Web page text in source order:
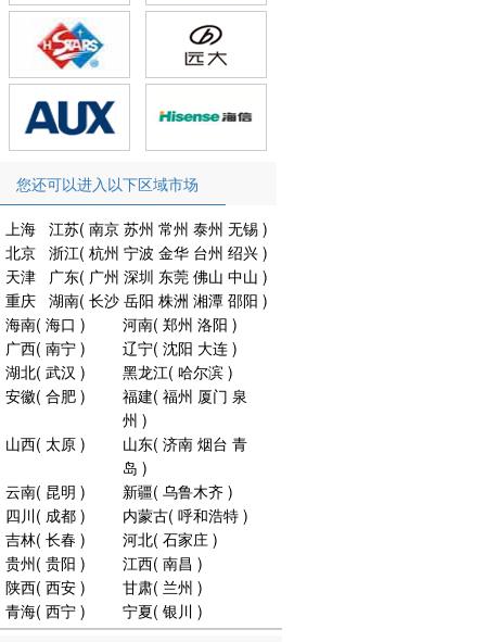
您还可以进入以下区域市场
上海 江苏( 南京 苏州 常州 泰州 无锡 )
北京 浙江( 杭州 宁波 金华 台州 绍兴 )
天津
广东( 广州 深圳 东莞 佛山 中山 )
重庆 湖南( 长沙 岳阳 株洲 湘潭 邵阳 )
海南( 海口 ) 河南( 郑州 洛阳 )
广西( 南宁 ) 辽宁( 沈阳 大连 )
湖北( 武汉 ) 黑龙江( 哈尔滨 )
安徽( 合肥 ) 福建( 福州 厦门 泉
州 )
山西( 太原 ) 山东( 济南 烟台 青
岛 )
云南( 昆明 ) 新疆( 乌鲁木齐 )
四川( 成都 ) 内蒙古( 呼和浩特 )
吉林( 长春 ) 河北( 石家庄 )
贵州( 贵阳 ) 江西( 南昌 )
陕西( 西安 ) 甘肃( 兰州 )
青海( 西宁 ) 宁夏( 银川 )